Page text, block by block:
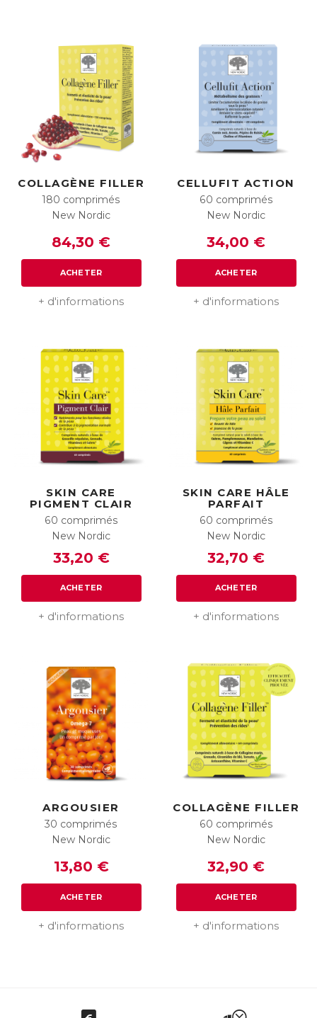
COLLAGÈNE FILLER
180 comprimés
New Nordic
84,30 €
ACHETER
+ d'informations
CELLUFIT ACTION
60 comprimés
New Nordic
34,00 €
ACHETER
+ d'informations
SKIN CARE
PIGMENT CLAIR
60 comprimés
New Nordic
33,20 €
ACHETER
+ d'informations
SKIN CARE HÂLE
PARFAIT
60 comprimés
New Nordic
32,70 €
ACHETER
+ d'informations
ARGOUSIER
30 comprimés
New Nordic
13,80 €
ACHETER
+ d'informations
COLLAGÈNE FILLER
60 comprimés
New Nordic
32,90 €
ACHETER
+ d'informations